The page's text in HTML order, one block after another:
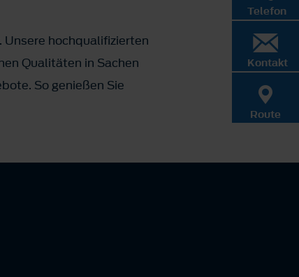
hochqualifizierten
Qualitäten in Sachen
So genießen Sie
Telefon
Kontakt
Route